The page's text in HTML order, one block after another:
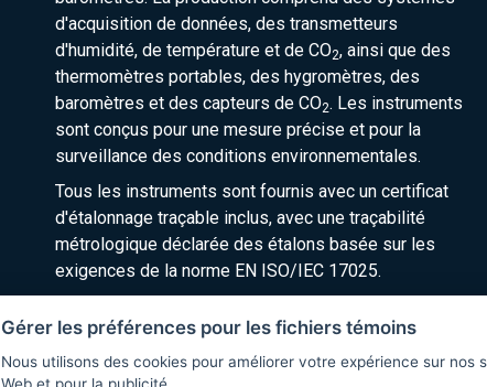
d'acquisition de données, des transmetteurs
d'humidité, de température et de CO2, ainsi que des
thermomètres portables, des hygromètres, des
baromètres et des capteurs de CO2. Les instruments
sont conçus pour une mesure précise et pour la
surveillance des conditions environnementales.
Tous les instruments sont fournis avec un certificat
d'étalonnage traçable inclus, avec une traçabilité
métrologique déclarée des étalons basée sur les
exigences de la norme EN ISO/IEC 17025.
Gérer les préférences pour les fichiers témoins
Nous utilisons des cookies pour améliorer votre expérience sur nos